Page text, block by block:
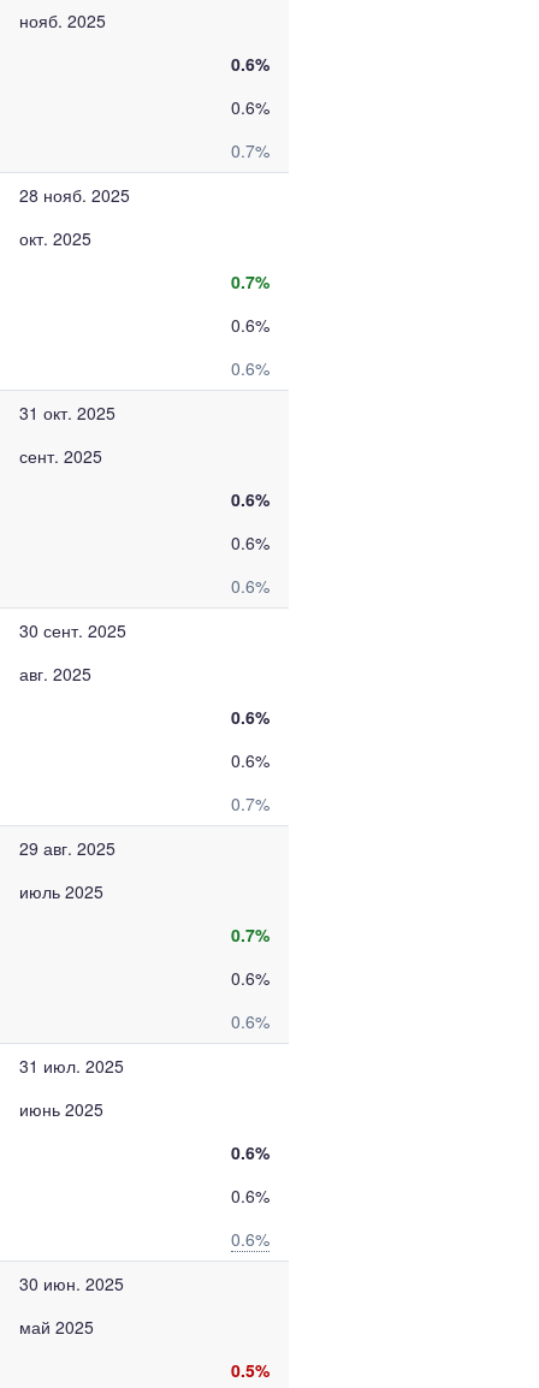
нояб. 2025
0.6%
0.6%
0.7%
28 нояб. 2025
окт. 2025
0.7%
0.6%
0.6%
31 окт. 2025
сент. 2025
0.6%
0.6%
0.6%
30 сент. 2025
авг. 2025
0.6%
0.6%
0.7%
29 авг. 2025
июль 2025
0.7%
0.6%
0.6%
31 июл. 2025
июнь 2025
0.6%
0.6%
0.6%
30 июн. 2025
май 2025
0.5%